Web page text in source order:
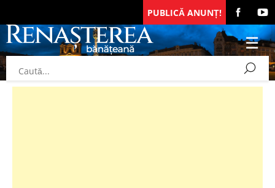
PUBLICĂ ANUNȚ!